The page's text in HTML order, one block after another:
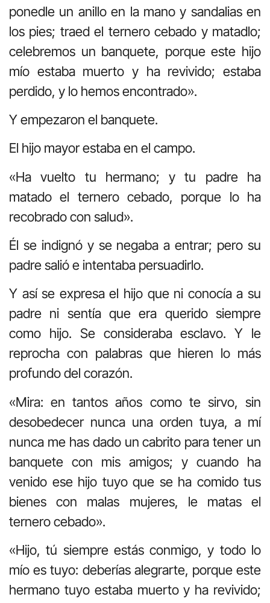
ponedle un anillo en la mano y sandalias en
los pies; traed el ternero cebado y matadlo;
celebremos un banquete, porque este hijo
mío estaba muerto y ha revivido; estaba
perdido, y lo hemos encontrado».
Y empezaron el banquete.
El hijo mayor estaba en el campo.
«Ha vuelto tu hermano; y tu padre ha
matado el ternero cebado, porque lo ha
recobrado con salud».
Él se indignó y se negaba a entrar; pero su
padre salió e intentaba persuadirlo.
Y así se expresa el hijo que ni conocía a su
padre ni sentía que era querido siempre
como hijo. Se consideraba esclavo. Y le
reprocha con palabras que hieren lo más
profundo del corazón.
«Mira: en tantos años como te sirvo, sin
desobedecer nunca una orden tuya, a mí
nunca me has dado un cabrito para tener un
banquete con mis amigos; y cuando ha
venido ese hijo tuyo que se ha comido tus
bienes con malas mujeres, le matas el
ternero cebado».
«Hijo, tú siempre estás conmigo, y todo lo
mío es tuyo: deberías alegrarte, porque este
hermano tuyo estaba muerto y ha revivido;